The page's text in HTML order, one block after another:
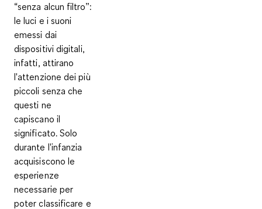
“senza alcun filtro”:
le luci e i suoni
emessi dai
dispositivi digitali,
infatti, attirano
l'attenzione dei più
piccoli senza che
questi ne
capiscano il
significato. Solo
durante l'infanzia
acquisiscono le
esperienze
necessarie per
poter classificare e